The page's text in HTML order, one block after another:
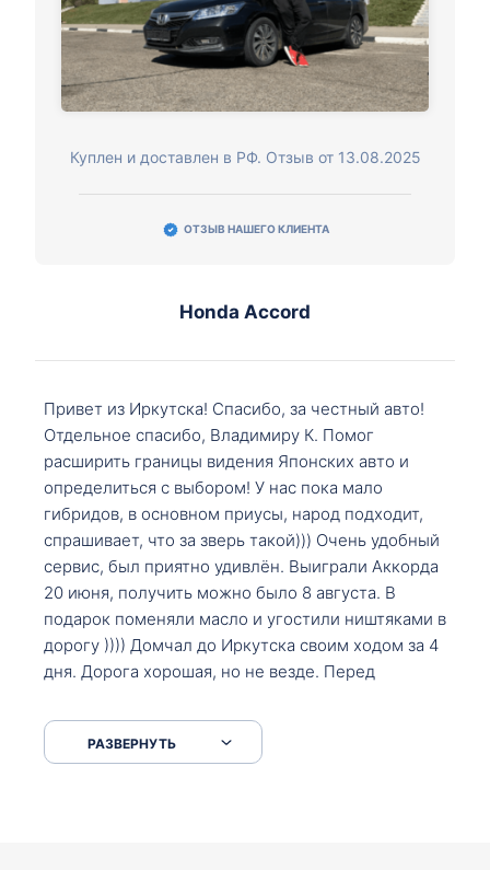
Куплен и доставлен в РФ. Отзыв от 13.08.2025
ОТЗЫВ НАШЕГО КЛИЕНТА
Honda Accord
Привет из Иркутска! Спасибо, за честный авто!
Отдельное спасибо, Владимиру К. Помог
расширить границы видения Японских авто и
определиться с выбором! У нас пока мало
гибридов, в основном приусы, народ подходит,
спрашивает, что за зверь такой))) Очень удобный
сервис, был приятно удивлён. Выиграли Аккорда
20 июня, получить можно было 8 августа. В
подарок поменяли масло и угостили ништяками в
дорогу )))) Домчал до Иркутска своим ходом за 4
дня. Дорога хорошая, но не везде. Перед
серпантинах по пути следования.
РАЗВЕРНУТЬ